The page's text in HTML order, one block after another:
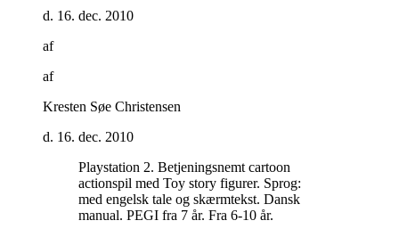
d. 16. dec. 2010
af
af
Kresten Søe Christensen
d. 16. dec. 2010
Playstation 2. Betjeningsnemt cartoon
actionspil med Toy story figurer. Sprog:
med engelsk tale og skærmtekst. Dansk
manual. PEGI fra 7 år. Fra 6-10 år.